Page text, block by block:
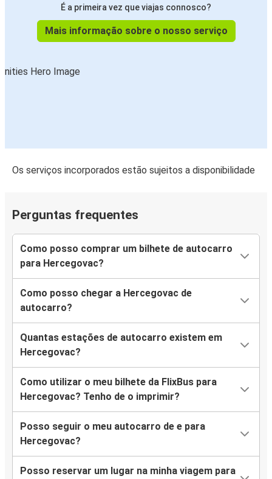
É a primeira vez que viajas connosco?
Mais informação sobre o nosso serviço
Os serviços incorporados estão sujeitos a disponibilidade
Perguntas frequentes
Como posso comprar um bilhete de autocarro
para Hercegovac?
Como posso chegar a Hercegovac de
autocarro?
Quantas estações de autocarro existem em
Hercegovac?
Como utilizar o meu bilhete da FlixBus para
Hercegovac? Tenho de o imprimir?
Posso seguir o meu autocarro de e para
Hercegovac?
Posso reservar um lugar na minha viagem para